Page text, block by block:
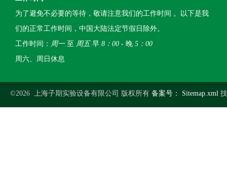
为了避免不必要的等待，敬请注意我们的工作时间 。以下是我
们的正常工作时间，中国大陆法定节假日除外。
工作时间： 周一至 周五早 8：00 - 晚 5：00
周六、周日休息
©2026 上海子期实验设备有限公司 版权所有 备案号： Sitemap.xml